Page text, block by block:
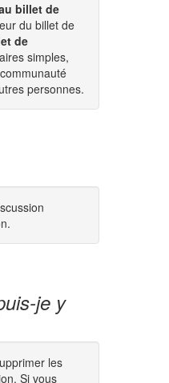
billet de
du billet de
de
simples,
personnes.
je y
les
Si vous